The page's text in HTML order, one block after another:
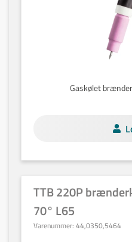
Gaskølet
TTB 220P
70° L65
Varenummer: 44,0350,5464